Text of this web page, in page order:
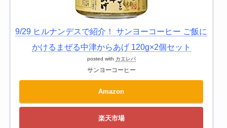
9/29 ヒルナンデスで紹介！ サンヨーコーヒー ご飯に
かけるまぜる中津からあげ 120g×2個セット
posted with カエレバ
サンヨーコーヒー
Amazon
楽天市場